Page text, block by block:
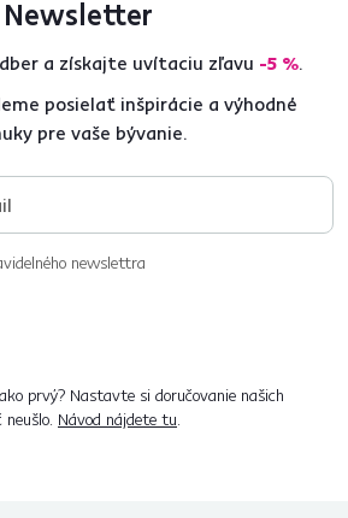
Newsletter
a získajte uvítaciu zľavu -5 %.
posielať inšpirácie a výhodné
pre vaše bývanie.
newslettra
prvý? Nastavte si doručovanie našich
Návod nájdete tu.